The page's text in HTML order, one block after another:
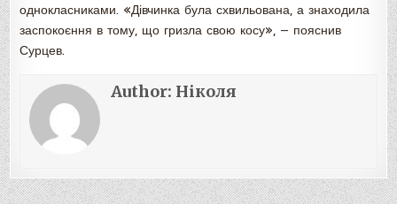
однокласниками. «Дівчинка була схвильована, а знаходила
заспокоєння в тому, що гризла свою косу», — пояснив
Сурцев.
Author: Ніколя